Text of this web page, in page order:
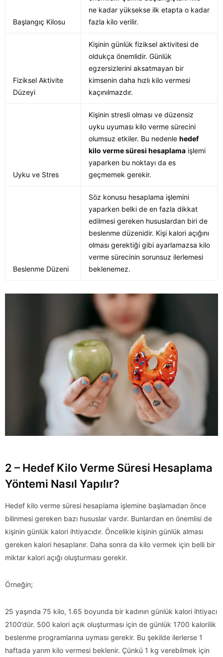
Başlangıç Kilosu
ne kadar yüksekse ilk etapta o kadar
fazla kilo verilir.
Fiziksel Aktivite
Düzeyi
Kişinin günlük fiziksel aktivitesi de
oldukça önemlidir. Günlük
egzersizlerini aksatmayan bir
kimsenin daha hızlı kilo vermesi
kaçınılmazdır.
Uyku ve Stres
Kişinin stresli olması ve düzensiz
uyku uyuması kilo verme sürecini
olumsuz etkiler. Bu nedenle hedef
kilo verme süresi hesaplama işlemi
yaparken bu noktayı da es
geçmemek gerekir.
Beslenme Düzeni
Söz konusu hesaplama işlemini
yaparken belki de en fazla dikkat
edilmesi gereken hususlardan biri de
beslenme düzenidir. Kişi kalori açığını
olması gerektiği gibi ayarlamazsa kilo
verme sürecinin sorunsuz ilerlemesi
beklenemez.
2 – Hedef Kilo Verme Süresi Hesaplama
Yöntemi Nasıl Yapılır?
Hedef kilo verme süresi hesaplama işlemine başlamadan önce
bilinmesi gereken bazı hususlar vardır. Bunlardan en önemlisi de
kişinin günlük kalori ihtiyacıdır. Öncelikle kişinin günlük alması
gereken kalori hesaplanır. Daha sonra da kilo vermek için belli bir
miktar kalori açığı oluşturması gerekir.
Örneğin;
25 yaşında 75 kilo, 1.65 boyunda bir kadının günlük kalori ihtiyacı
2100’dür. 500 kalori açık oluşturması için de günlük 1700 kalorilik
beslenme programlarına uyması gerekir. Bu şekilde ilerlerse 1
haftada yarım kilo vermesi beklenir. Çünkü 1 kg verebilmek için